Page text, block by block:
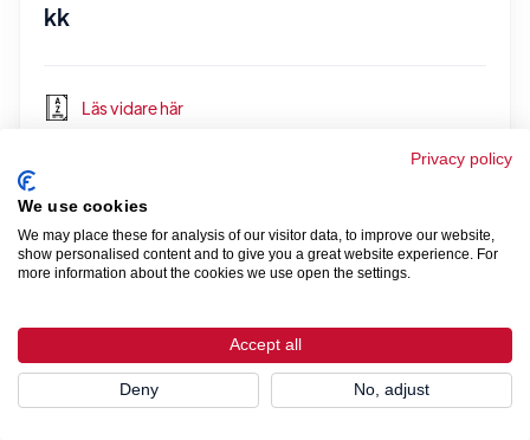
kk
Läs vidare här
Monteringsanvisning YAP 500
Privacy policy
We use cookies
We may place these for analysis of our visitor data, to improve our website,
show personalised content and to give you a great website experience. For
more information about the cookies we use open the settings.
Accept all
Deny No, adjust